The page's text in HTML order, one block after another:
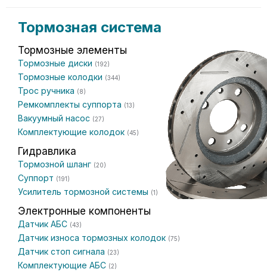
Тормозная система
Тормозные элементы
Тормозные диски (192)
Тормозные колодки (344)
Трос ручника (8)
Ремкомплекты суппорта (13)
Вакуумный насос (27)
Комплектующие колодок (45)
Гидравлика
Тормозной шланг (20)
Суппорт (191)
Усилитель тормозной системы (1)
Электронные компоненты
Датчик АБС (43)
Датчик износа тормозных колодок (75)
Датчик стоп сигнала (23)
Комплектующие АБС (2)